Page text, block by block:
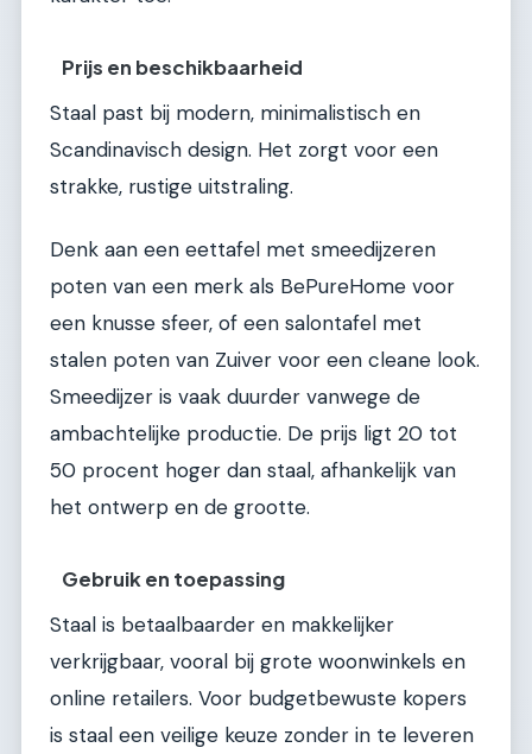
Prijs en beschikbaarheid
Staal past bij modern, minimalistisch en
Scandinavisch design. Het zorgt voor een
strakke, rustige uitstraling.
Denk aan een eettafel met smeedijzeren
poten van een merk als BePureHome voor
een knusse sfeer, of een salontafel met
stalen poten van Zuiver voor een cleane look.
Smeedijzer is vaak duurder vanwege de
ambachtelijke productie. De prijs ligt 20 tot
50 procent hoger dan staal, afhankelijk van
het ontwerp en de grootte.
Gebruik en toepassing
Staal is betaalbaarder en makkelijker
verkrijgbaar, vooral bij grote woonwinkels en
online retailers. Voor budgetbewuste kopers
is staal een veilige keuze zonder in te leveren